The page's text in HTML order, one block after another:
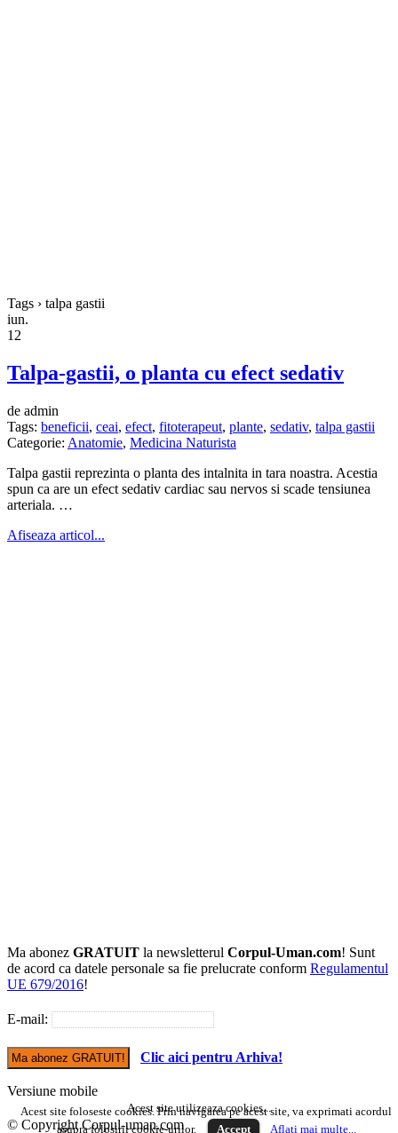
Tags › talpa gastii
iun.
12
Talpa-gastii, o planta cu efect sedativ
de admin
Tags: beneficii, ceai, efect, fitoterapeut, plante, sedativ, talpa gastii
Categorie: Anatomie, Medicina Naturista
Talpa gastii reprezinta o planta des intalnita in tara noastra. Acestia
spun ca are un efect sedativ cardiac sau nervos si scade tensiunea
arteriala. …
Afiseaza articol...
Ma abonez GRATUIT la newsletterul Corpul-Uman.com! Sunt
de acord ca datele personale sa fie prelucrate conform Regulamentul
UE 679/2016!
E-mail:
Clic aici pentru Arhiva!
Versiune mobile
Acest site foloseste cookies. Prin navigarea pe acest site, va exprimati acordul
asupra folosirii cookie-urilor.
Accept Aflati mai multe...
Acest site utilizeaza cookies...
© Copyright Corpul-uman.com